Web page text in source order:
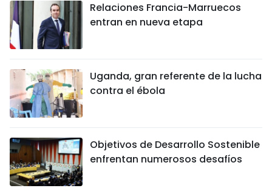
Relaciones Francia-Marruecos
entran en nueva etapa
Uganda, gran referente de la lucha
contra el ébola
Objetivos de Desarrollo Sostenible
enfrentan numerosos desafíos